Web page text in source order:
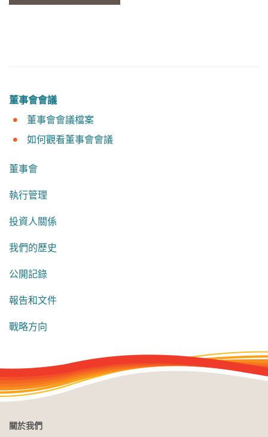
董事會會議
董事會會議檔案
如何觀看董事會會議
董事會
執行管理
投資人關係
我們的歷史
公開記錄
報告和文件
戰略方向
關於我們